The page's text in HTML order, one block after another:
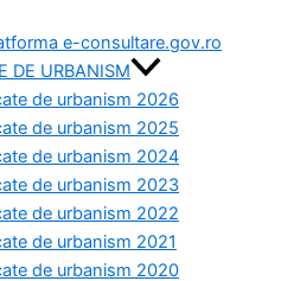
e-consultare.gov.ro
DE URBANISM
de urbanism 2026
de urbanism 2025
de urbanism 2024
de urbanism 2023
de urbanism 2022
de urbanism 2021
de urbanism 2020